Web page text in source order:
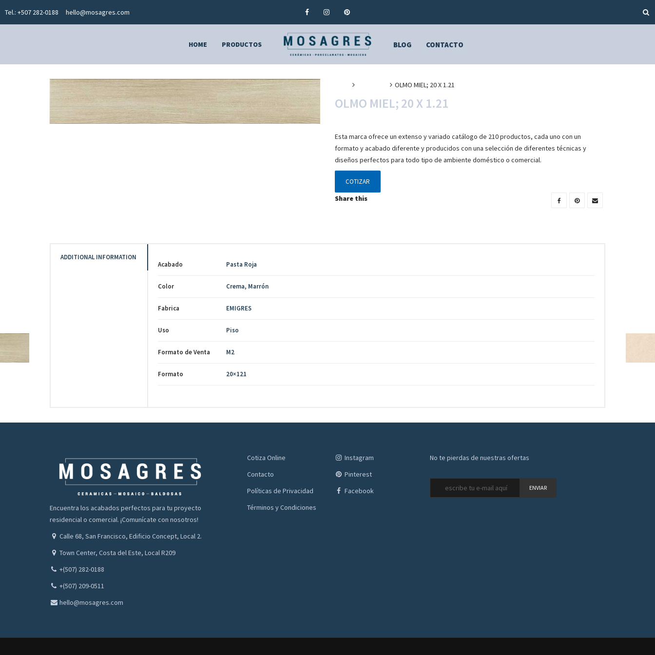
Tel.: +507 282-0188 hello@mosagres.com
HOME PRODUCTOS BLOG CONTACTO
OLMO MIEL; 20 X 1.21
OLMO MIEL; 20 X 1.21
Esta marca ofrece un extenso y variado catálogo de 210 productos, cada uno con un
formato y acabado diferente y producidos con una selección de diferentes técnicas y
diseños perfectos para todo tipo de ambiente doméstico o comercial.
COTIZAR
Share this
ADDITIONAL INFORMATION
Acabado
Pasta Roja
Color Crema, Marrón
Fabrica EMIGRES
Uso Piso
Formato de Venta M2
Formato 20×121
Encuentra los acabados perfectos para tu proyecto
residencial o comercial. ¡Comunícate con nosotros!
Calle 68, San Francisco, Edificio Concept, Local 2.
Town Center, Costa del Este, Local R209
+(507) 282-0188
+(507) 209-0511
hello@mosagres.com
Cotiza Online
Contacto
Políticas de Privacidad
Términos y Condiciones
Instagram
Pinterest
Facebook
No te pierdas de nuestras ofertas